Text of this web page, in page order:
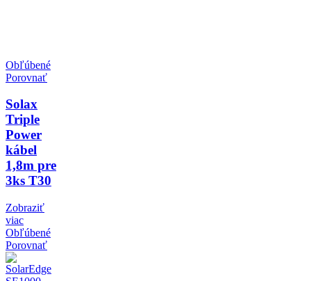
Obľúbené
Porovnať
Solax
Triple
Power
kábel
1,8m pre
3ks T30
Zobraziť
viac
Obľúbené
Porovnať